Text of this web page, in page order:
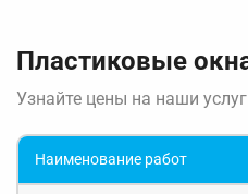
Пластиковые
Узнайте цены на наши
Наименование работ